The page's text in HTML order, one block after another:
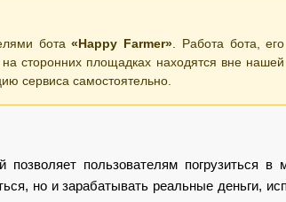
бота«Happy Farmer» . Работа бота,
сторонних площадках находятся вне нашей
сервиса самостоятельно.
пользователям погрузиться в
но и зарабатывать реальные деньги,